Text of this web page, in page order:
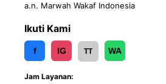
a.n. Marwah Wakaf Indonesia
Ikuti Kami
f IG TT WA
Jam Layanan: